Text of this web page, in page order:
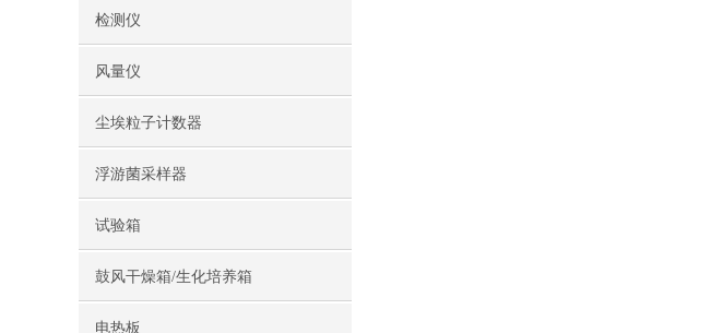
检测仪
风量仪
尘埃粒子计数器
浮游菌采样器
试验箱
鼓风干燥箱/生化培养箱
电热板